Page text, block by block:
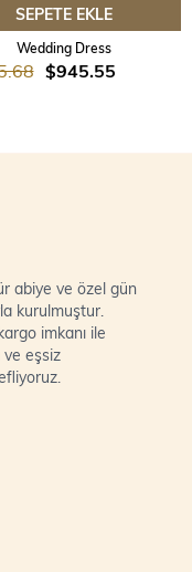
SEPETE EKLE
Wedding Dress
$945.55
abiye ve özel gün
kurulmuştur.
imkanı ile
ve eşsiz